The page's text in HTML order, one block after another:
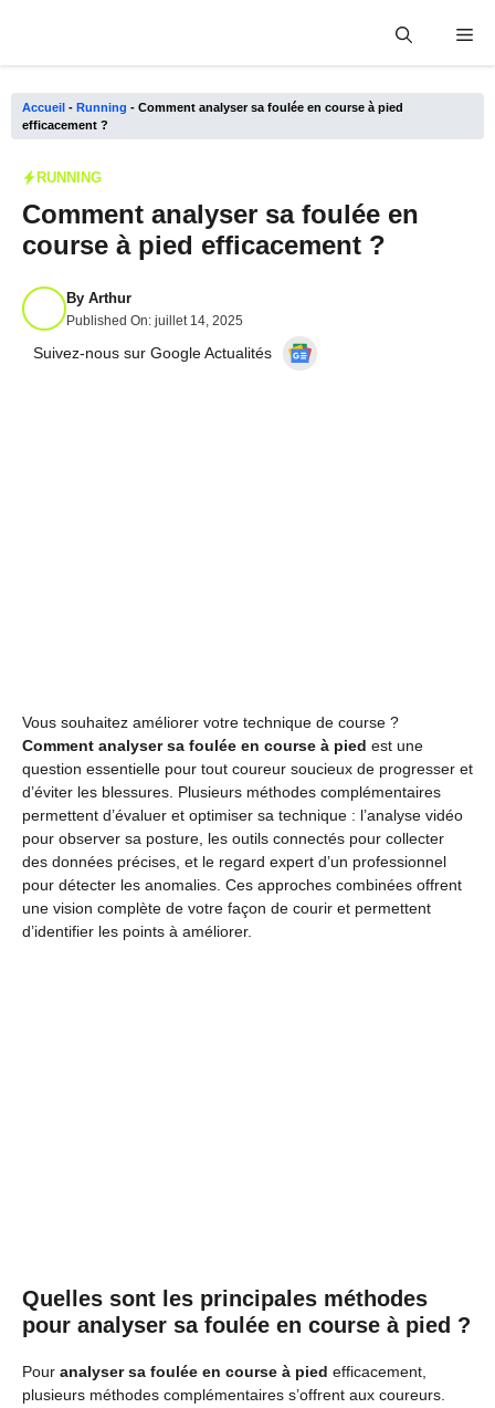
Accueil - Running - Comment analyser sa foulée en course à pied
efficacement ?
RUNNING
Comment analyser sa foulée en
course à pied efficacement ?
By Arthur
Published On: juillet 14, 2025
Suivez-nous sur Google Actualités
Vous souhaitez améliorer votre technique de course ?
Comment analyser sa foulée en course à pied est une
question essentielle pour tout coureur soucieux de progresser et
d’éviter les blessures. Plusieurs méthodes complémentaires
permettent d’évaluer et optimiser sa technique : l’analyse vidéo
pour observer sa posture, les outils connectés pour collecter
des données précises, et le regard expert d’un professionnel
pour détecter les anomalies. Ces approches combinées offrent
une vision complète de votre façon de courir et permettent
d’identifier les points à améliorer.
Quelles sont les principales méthodes
pour analyser sa foulée en course à pied ?
Pour analyser sa foulée en course à pied efficacement,
plusieurs méthodes complémentaires s’offrent aux coureurs.